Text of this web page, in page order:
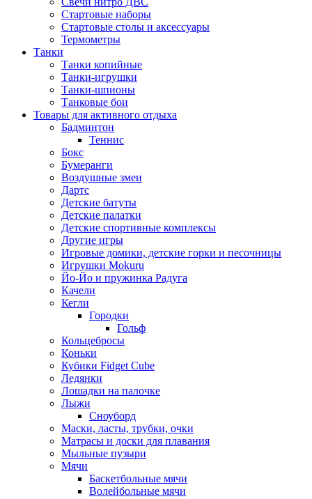
Стартовые наборы
Стартовые столы и аксессуары
Термометры
Танки
Танки копийные
Танки-игрушки
Танки-шпионы
Танковые бои
Товары для активного отдыха
Бадминтон
Теннис
Бокс
Бумеранги
Воздушные змеи
Дартс
Детские батуты
Детские палатки
Детские спортивные комплексы
Другие игры
Игровые домики, детские горки и песочницы
Игрушки Mokuru
Йо-Йо и пружинка Радуга
Качели
Кегли
Городки
Гольф
Кольцебросы
Коньки
Кубики Fidget Cube
Ледянки
Лошадки на палочке
Лыжи
Сноуборд
Маски, ласты, трубки, очки
Матрасы и доски для плавания
Мыльные пузыри
Мячи
Баскетбольные мячи
Волейбольные мячи